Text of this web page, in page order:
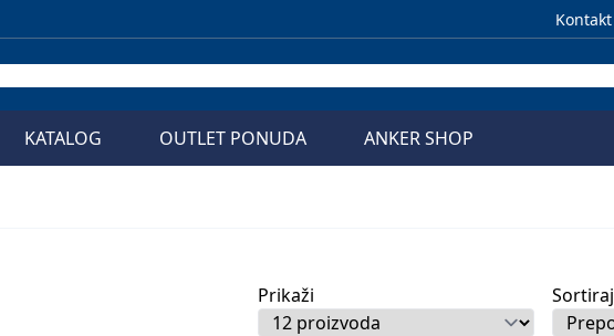
Kontakt
KATALOG OUTLET PONUDA ANKER SHOP
Prikaži Sortiraj